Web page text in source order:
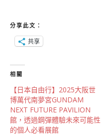
分享此文：
共享
相關
【日本自由行】2025大阪世
博萬代南夢宮GUNDAM
NEXT FUTURE PAVILION
館，透過鋼彈體驗未來可能性
的個人必看展館